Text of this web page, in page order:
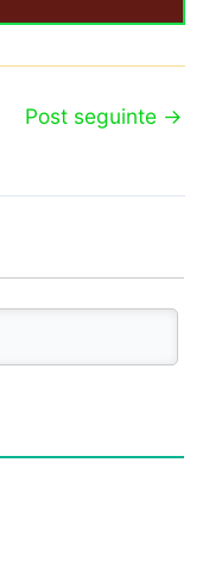
Post seguinte →